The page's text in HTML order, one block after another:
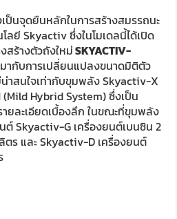
ป็นจุดยืนหลักในการสร้างสมรรถนะ
ลยี Skyactiv ซึ่งในโมเดลนี้ได้เปิด
สร้างตัวถังใหม่SKYACTIV-
ากับการเปลี่ยนแปลงขนาดมิติตัว
าสนใจเท่ากับขุมพลัง Skyactiv-X
Hybrid System) ซึ่งเป็น
ยละเอียดเบื้องลึก ในขณะที่ขุมพลัง
Skyactiv-G เครื่องยนต์เบนซิน 2
ตร และ Skyactiv-D เครื่องยนต์